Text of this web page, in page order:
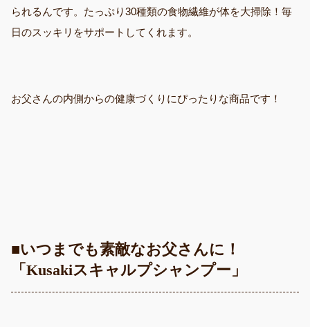
られるんです。たっぷり30種類の食物繊維が体を大掃除！毎
日のスッキリをサポートしてくれます。
お父さんの内側からの健康づくりにぴったりな商品です！
■いつまでも素敵なお父さんに！
「Kusakiスキャルプシャンプー」